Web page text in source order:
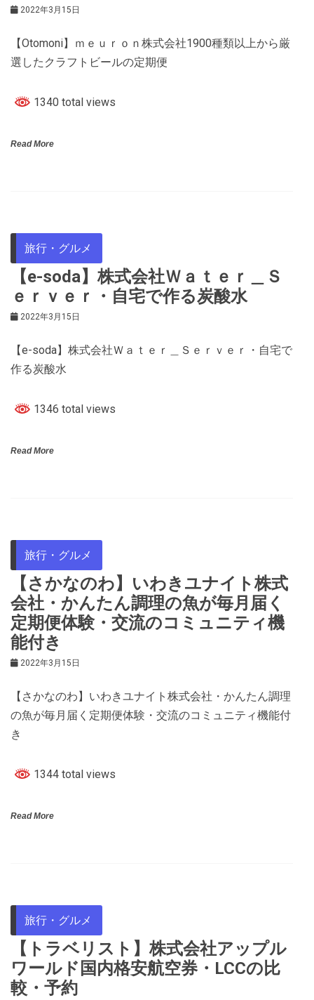
2022年3月15日
【Otomoni】ｍｅｕｒｏｎ株式会社1900種類以上から厳
選したクラフトビールの定期便
1340 total views
Read More
旅行・グルメ
【e-soda】株式会社Ｗａｔｅｒ＿Ｓ
ｅｒｖｅｒ・自宅で作る炭酸水
2022年3月15日
【e-soda】株式会社Ｗａｔｅｒ＿Ｓｅｒｖｅｒ・自宅で
作る炭酸水
1346 total views
Read More
旅行・グルメ
【さかなのわ】いわきユナイト株式
会社・かんたん調理の魚が毎月届く
定期便体験・交流のコミュニティ機
能付き
2022年3月15日
【さかなのわ】いわきユナイト株式会社・かんたん調理
の魚が毎月届く定期便体験・交流のコミュニティ機能付
き
1344 total views
Read More
旅行・グルメ
【トラベリスト】株式会社アップル
ワールド国内格安航空券・LCCの比
較・予約